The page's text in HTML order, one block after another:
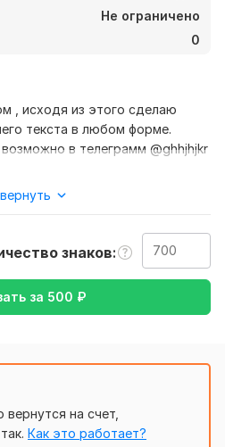
Не ограничено
0
, исходя из этого сделаю
текста в любом форме.
в телеграмм @ghhjhjkr
в формате документа,
Туризм и путешествия,
знаков
за 500 ₽
на счет,
Как это работает?